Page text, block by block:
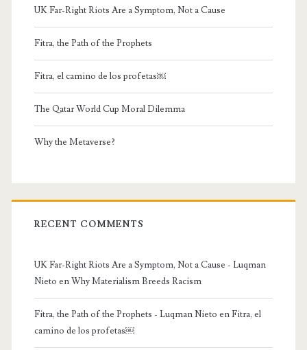
UK Far-Right Riots Are a Symptom, Not a Cause
Fitra, the Path of the Prophets
Fitra, el camino de los profetas￼
The Qatar World Cup Moral Dilemma
Why the Metaverse?
RECENT COMMENTS
UK Far-Right Riots Are a Symptom, Not a Cause - Luqman
Nieto enWhy Materialism Breeds Racism
Fitra, the Path of the Prophets - Luqman Nieto enFitra, el
camino de los profetas￼